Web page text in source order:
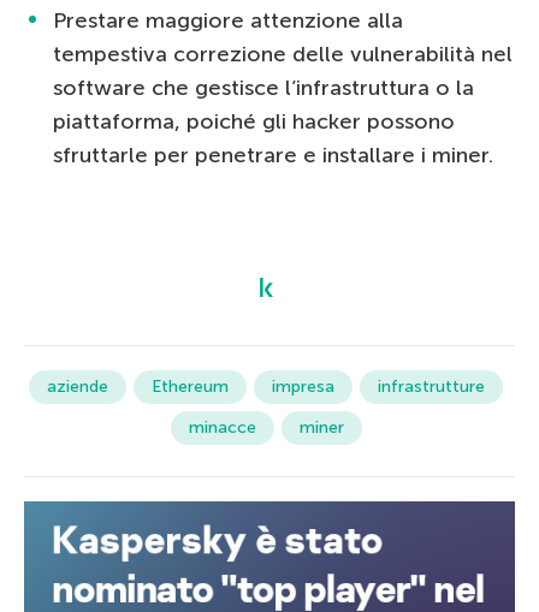
Prestare maggiore attenzione alla
tempestiva correzione delle vulnerabilità nel
software che gestisce l’infrastruttura o la
piattaforma, poiché gli hacker possono
sfruttarle per penetrare e installare i miner.
aziende Ethereum impresa
infrastrutture
minacce
miner